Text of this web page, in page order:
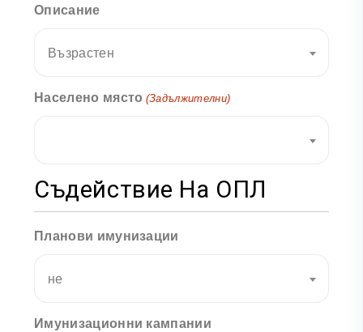
Описание
Възрастен
Населено място (Задължителни)
Съдействие На ОПЛ
Планови имунизации
не
Имунизационни кампании